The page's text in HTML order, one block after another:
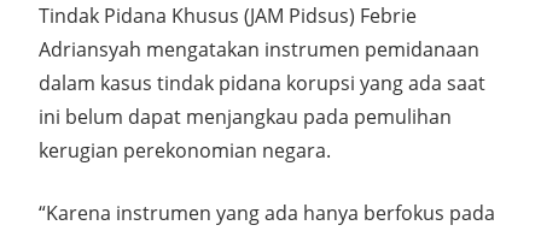
Tindak Pidana Khusus (JAM Pidsus) Febrie
Adriansyah mengatakan instrumen pemidanaan
dalam kasus tindak pidana korupsi yang ada saat
ini belum dapat menjangkau pada pemulihan
kerugian perekonomian negara.
“Karena instrumen yang ada hanya berfokus pada